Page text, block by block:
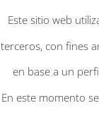
Este sitio web
terceros, con fines
en base a un
En este momento